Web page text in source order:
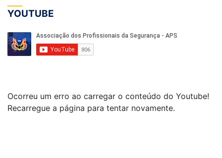
YOUTUBE
Ocorreu um erro ao carregar o conteúdo do Youtube!
Recarregue a página para tentar novamente.